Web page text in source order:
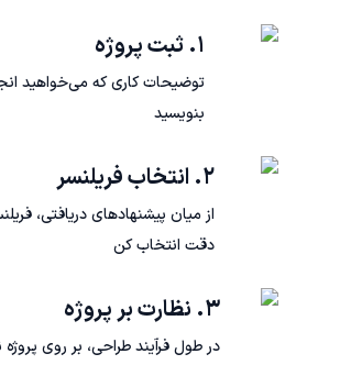
۱. ثبت پروژه
توضیحات کاری که می‌خواهید
بنویسید
۲. انتخاب فریلنسر
از میان پیشنهادهای دریافتی،
دقت انتخاب کن
۳. نظارت بر پروژه
در طول فرآیند طراحی، بر روی